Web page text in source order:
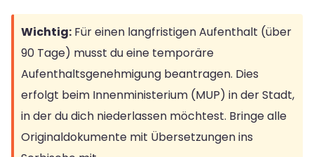
Wichtig: Für einen langfristigen Aufenthalt (über
90 Tage) musst du eine temporäre
Aufenthaltsgenehmigung beantragen. Dies
erfolgt beim Innenministerium (MUP) in der Stadt,
in der du dich niederlassen möchtest. Bringe alle
Originaldokumente mit Übersetzungen ins